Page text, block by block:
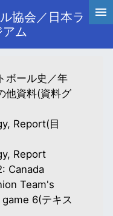
協会／日本ラ
ム
ボール史／年
他資料(資料グ
Report(目
Report
Canada
Team's
6(テキス